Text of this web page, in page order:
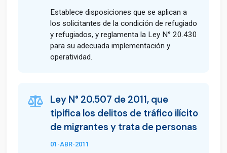
Establece disposiciones que se aplican a
los solicitantes de la condición de refugiado
y refugiados, y reglamenta la Ley N° 20.430
para su adecuada implementación y
operatividad.
Ley N° 20.507 de 2011, que
tipifica los delitos de tráfico ilícito
de migrantes y trata de personas
01-ABR-2011